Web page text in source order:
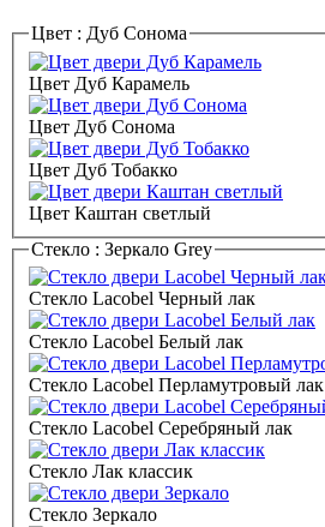
Цвет : Дуб Сонома
Цвет Дуб Карамель
Цвет Дуб Сонома
Цвет Дуб Тобакко
Цвет Каштан светлый
Стекло : Зеркало Grey
Стекло Lacobel Черный лак
Стекло Lacobel Белый лак
Стекло Lacobel Перламутровый лак
Стекло Lacobel Серебряный лак
Стекло Лак классик
Стекло Зеркало